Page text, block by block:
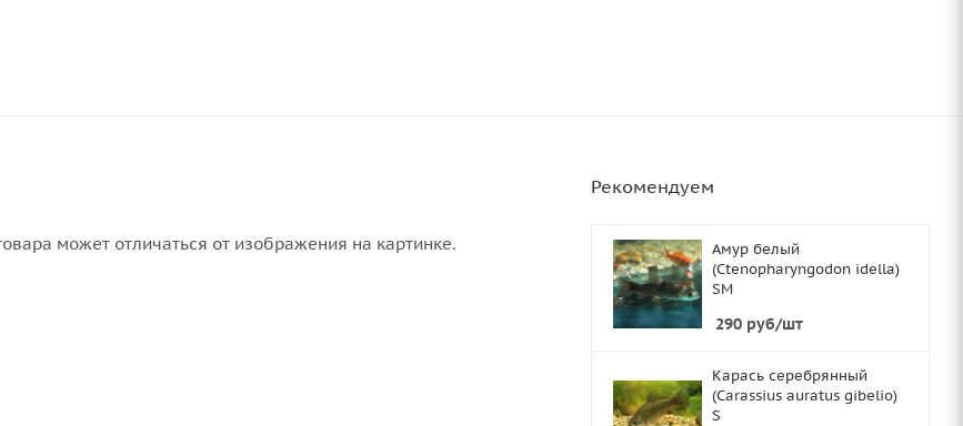
может отличаться от изображения на картинке.
Рекомендуем
Амур белый
(Ctenopharyngodon idella)
SМ
290 руб/шт
Карась серебрянный
(Carassius auratus gibelio)
S